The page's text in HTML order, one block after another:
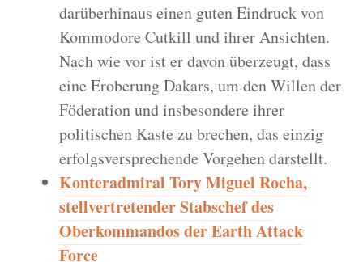
darüberhinaus einen guten Eindruck von
Kommodore Cutkill und ihrer Ansichten.
Nach wie vor ist er davon überzeugt, dass
eine Eroberung Dakars, um den Willen der
Föderation und insbesondere ihrer
politischen Kaste zu brechen, das einzig
erfolgsversprechende Vorgehen darstellt.
Konteradmiral Tory Miguel Rocha,
stellvertretender Stabschef des
Oberkommandos der Earth Attack
Force